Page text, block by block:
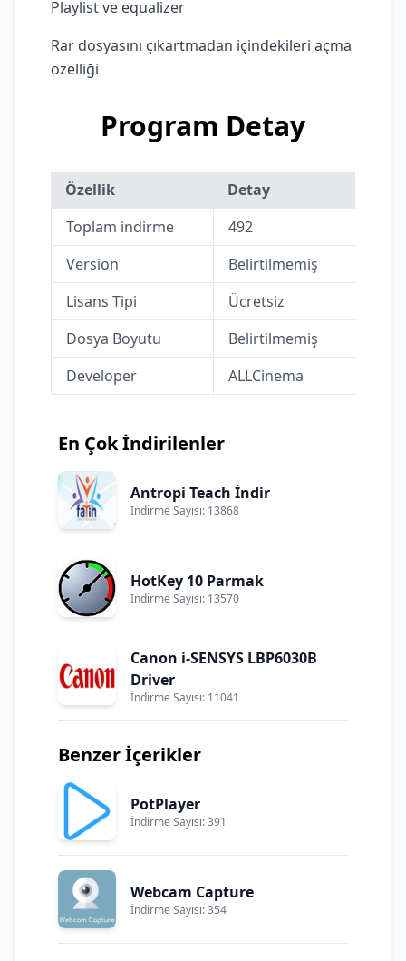
Playlist ve equalizer
Rar dosyasını çıkartmadan içindekileri açma
özelliği
Program Detay
Özellik
Detay
Toplam indirme
492
Version
Belirtilmemiş
Lisans Tipi
Ücretsiz
Dosya Boyutu
Belirtilmemiş
Developer
ALLCinema
En Çok İndirilenler
Antropi Teach İndir
İndirme Sayısı: 13868
HotKey 10 Parmak
İndirme Sayısı: 13570
Canon i-SENSYS LBP6030B
Driver
İndirme Sayısı: 11041
Benzer İçerikler
PotPlayer
İndirme Sayısı: 391
Webcam Capture
İndirme Sayısı: 354